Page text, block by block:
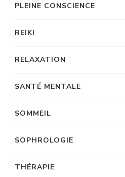
PLEINE CONSCIENCE
REIKI
RELAXATION
SANTÉ MENTALE
SOMMEIL
SOPHROLOGIE
THÉRAPIE